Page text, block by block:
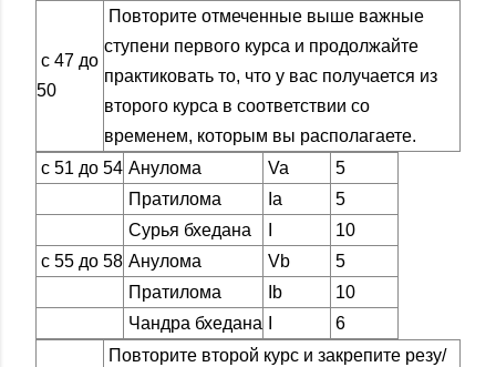
с 47 до
50
Повторите отмеченные выше важные
ступени первого курса и продолжайте
практиковать то, что у вас получается из
второго курса в соответствии со
временем, которым вы располагаете.
с 51 до 54 Анулома Va
5
Пратилома
Ia
5
Сурья бхедана
10
с 55 до 58 Анулома Vb
5
Пратилома
Ib
10
Чандра бхедана
6
Повторите второй курс и закрепите резу/